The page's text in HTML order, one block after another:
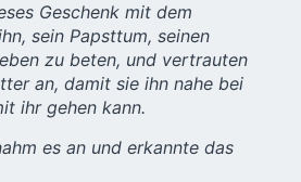
Geschenk mit dem
sein Papsttum, seinen
zu beten, und vertrauten
an, damit sie ihn nahe bei
ihr gehen kann.
es an und erkannte das